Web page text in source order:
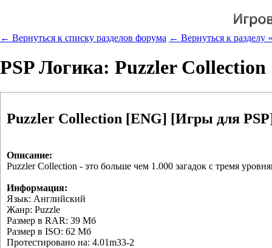
← Вернуться к списку разделов форума ← Вернуться к разделу
PSP Логика: Puzzler
Puzzler Collection [ENG] [Игры для
Описание:
Puzzler Collection - это больше чем 1.000 загадок с тремя
Информация:
Язык: Английский
Жанр: Puzzle
Размер в RAR: 39 Мб
Размер в ISO: 62 Мб
Протестировано на: 4.01m33-2